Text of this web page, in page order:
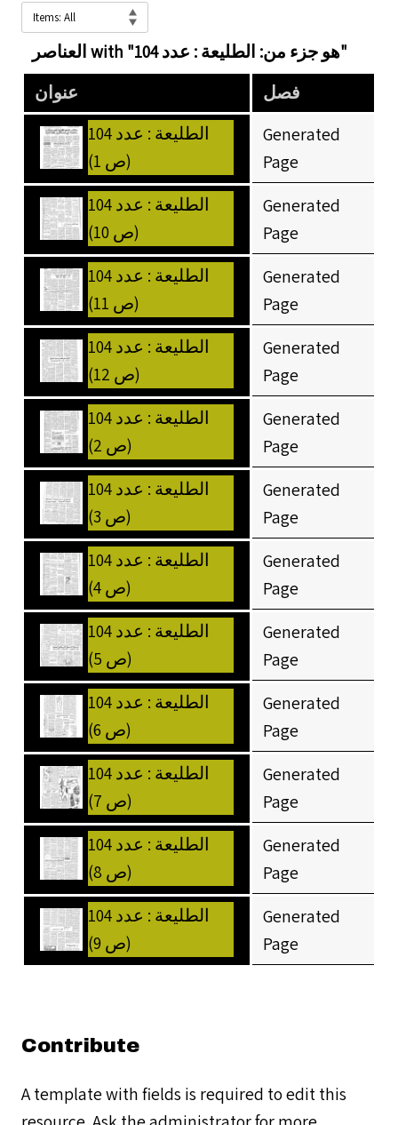
العناصر with "هو جزء من: الطليعة : عدد 104"
عنوان
فصل
الطليعة : عدد 104
(ص 1)
Generated
Page
الطليعة : عدد 104
(ص 10)
Generated
Page
الطليعة : عدد 104
(ص 11)
Generated
Page
الطليعة : عدد 104
(ص 12)
Generated
Page
الطليعة : عدد 104
(ص 2)
Generated
Page
الطليعة : عدد 104
(ص 3)
Generated
Page
الطليعة : عدد 104
(ص 4)
Generated
Page
الطليعة : عدد 104
(ص 5)
Generated
Page
الطليعة : عدد 104
(ص 6)
Generated
Page
الطليعة : عدد 104
(ص 7)
Generated
Page
الطليعة : عدد 104
(ص 8)
Generated
Page
الطليعة : عدد 104
(ص 9)
Generated
Page
Contribute
A template with fields is required to edit this